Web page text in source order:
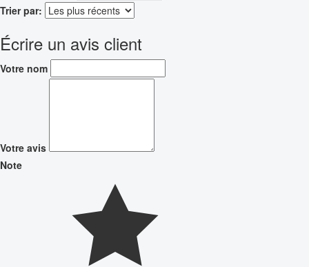
Trier par:
Écrire un avis client
Votre nom
Votre avis
Note